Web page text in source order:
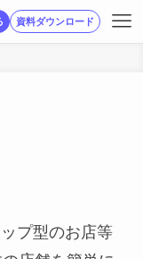
資料ダウンロード
プ型のお店等